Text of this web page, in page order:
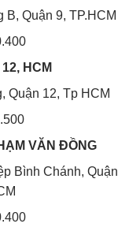
Quận 9, TP.HCM
HCM
12, Tp HCM
VĂN ĐỒNG
Bình Chánh, Quận